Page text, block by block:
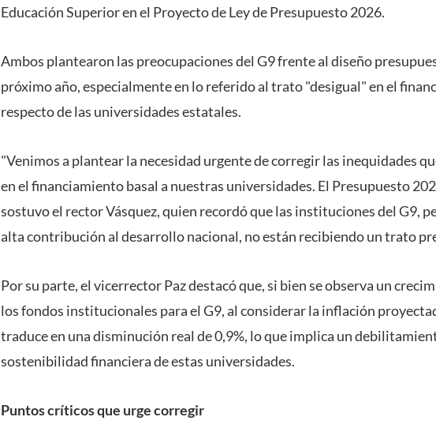
Educación Superior en el Proyecto de Ley de Presupuesto 2026.
Ambos plantearon las preocupaciones del G9 frente al diseño
próximo año, especialmente en lo referido al trato "desigual" en el
respecto de las universidades estatales.
"Venimos a plantear la necesidad urgente de corregir las inequidades
en el financiamiento basal a nuestras universidades. El Presupuesto
sostuvo el rector Vásquez, quien recordó que las instituciones del G9,
alta contribución al desarrollo nacional, no están recibiendo un trato
Por su parte, el vicerrector Paz destacó que, si bien se observa un
los fondos institucionales para el G9, al considerar la inflación
traduce en una disminución real de 0,9%, lo que implica un
sostenibilidad financiera de estas universidades.
Puntos críticos que urge corregir